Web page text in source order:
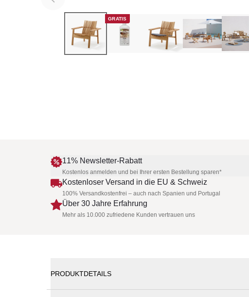
GRATIS
11% Newsletter-Rabatt
Kostenlos anmelden und bei Ihrer ersten Bestellung sparen*
Kostenloser Versand in die EU & Schweiz
100% Versandkostenfrei – auch nach Spanien und Portugal
Über 30 Jahre Erfahrung
Mehr als 10.000 zufriedene Kunden vertrauen uns
PRODUKTDETAILS